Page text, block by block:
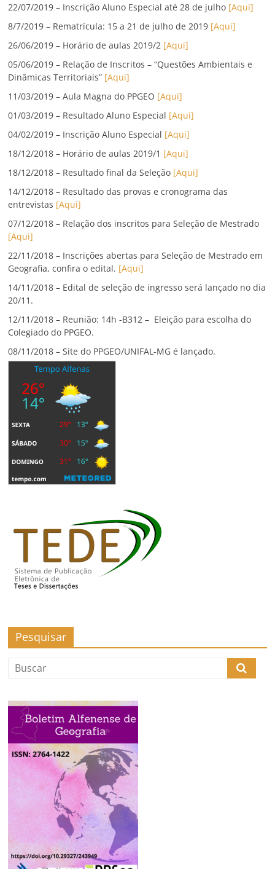
22/07/2019 – Inscrição Aluno Especial até 28 de julho [Aqui]
8/7/2019 – Rematrícula: 15 a 21 de julho de 2019 [Aqui]
26/06/2019 – Horário de aulas 2019/2 [Aqui]
05/06/2019 – Relação de Inscritos – “Questões Ambientais e
Dinâmicas Territoriais” [Aqui]
11/03/2019 – Aula Magna do PPGEO [Aqui]
01/03/2019 – Resultado Aluno Especial [Aqui]
04/02/2019 – Inscrição Aluno Especial [Aqui]
18/12/2018 – Horário de aulas 2019/1 [Aqui]
18/12/2018 – Resultado final da Seleção [Aqui]
14/12/2018 – Resultado das provas e cronograma das
entrevistas [Aqui]
07/12/2018 – Relação dos inscritos para Seleção de Mestrado
[Aqui]
22/11/2018 – Inscrições abertas para Seleção de Mestrado em
Geografia, confira o edital. [Aqui]
14/11/2018 – Edital de seleção de ingresso será lançado no dia
20/11.
12/11/2018 – Reunião: 14h -B312 – Eleição para escolha do
Colegiado do PPGEO.
08/11/2018 – Site do PPGEO/UNIFAL-MG é lançado.
Pesquisar